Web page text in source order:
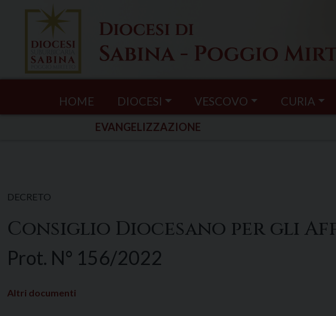
HOME DIOCESI VESCOVO CURIA
EVANGELIZZAZIONE
DECRETO
Consiglio Diocesano per gli
Prot. N° 156/2022
Altri documenti